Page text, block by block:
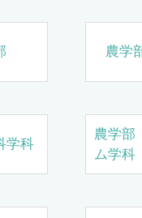
農学
学科
農学
ム学科